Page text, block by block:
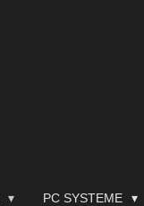
PC SYSTEME